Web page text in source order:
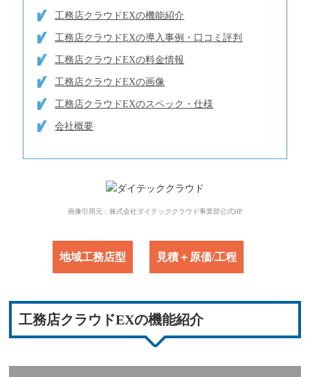
工務店クラウドEXの機能紹介
工務店クラウドEXの導入事例・口コミ評判
工務店クラウドEXの料金情報
工務店クラウドEXの画像
工務店クラウドEXのスペック・仕様
会社概要
画像引用元：株式会社ダイテッククラウド事業部公式HP（https://
地域工務店型 見積＋原価/工程
工務店クラウドEXの機能紹介